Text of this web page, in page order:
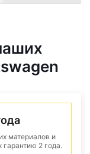
материалов и
2 года.